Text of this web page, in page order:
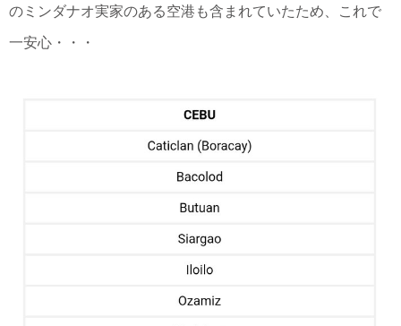
のミンダナオ実家のある空港も含まれていたため、これで
一安心・・・